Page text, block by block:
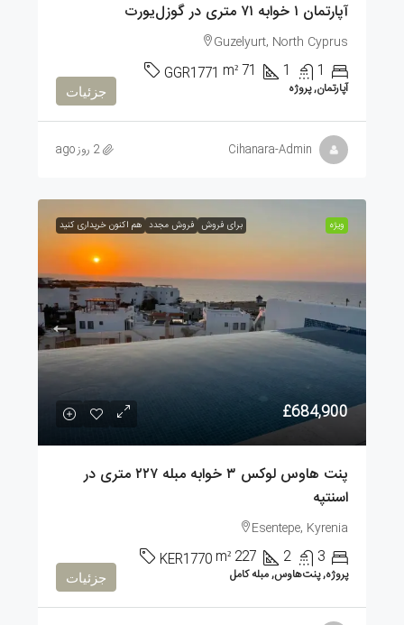
آپارتمان ۱ خوابه ۷۱ متری در گوزل‌یورت
Guzelyurt, North Cyprus
1
1
71
m²
GGR1771
آپارتمان, پروژه جزئیات
Cihanara-Admin 2 روز ago
ویژه برای فروش فروش مجدد هم اکنون خریداری کنید
£684,900
پنت هاوس لوکس ۳ خوابه مبله ۲۲۷ متری در
اسنتپه
Esentepe, Kyrenia
3
2
227
m²
KER1770
پروژه, پنت‌هاوس, مبله کامل جزئیات